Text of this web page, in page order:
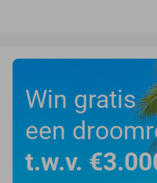
Win gratis
een
t.w.v.